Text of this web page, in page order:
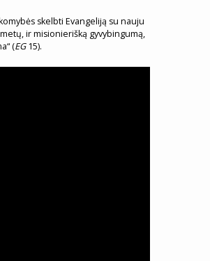
skelbti Evangeliją su nauju
ir misionierišką gyvybingumą,
(EG15).